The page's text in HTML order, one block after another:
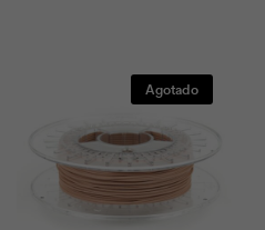
Agotado